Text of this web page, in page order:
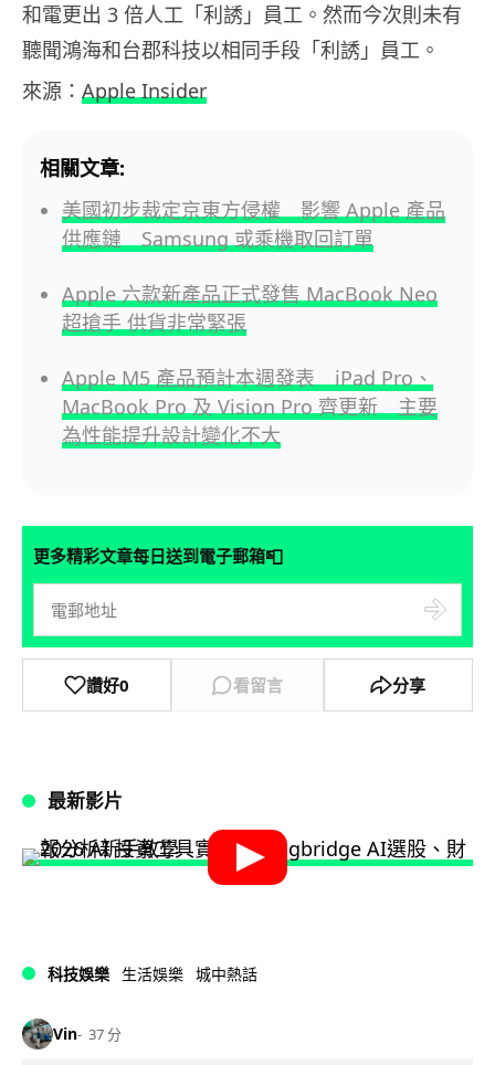
和電更出 3 倍人工「利誘」員工。然而今次則未有
聽聞鴻海和台郡科技以相同手段「利誘」員工。
來源： Apple Insider
相關文章:
美國初步裁定京東方侵權 影響 Apple 產品
供應鏈 Samsung 或乘機取回訂單
Apple 六款新產品正式發售 MacBook Neo
超搶手 供貨非常緊張
Apple M5 產品預計本週發表 iPad Pro、
MacBook Pro 及 Vision Pro 齊更新 主要
為性能提升設計變化不大
更多精彩文章每日送到電子郵箱📮
讚好0 看留言 分享
最新影片
科技娛樂 生活娛樂 城中熱話
Vin 37 分